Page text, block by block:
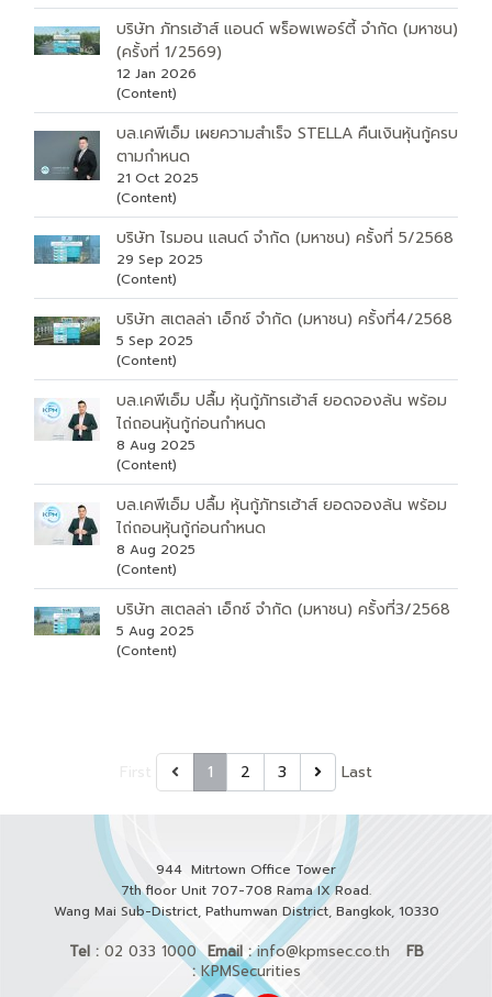
บริษัท ภัทรเฮ้าส์ แอนด์ พร็อพเพอร์ตี้ จำกัด (มหาชน)
(ครั้งที่ 1/2569)
12 Jan 2026
(Content)
บล.เคพีเอ็ม เผยความสำเร็จ STELLA คืนเงินหุ้นกู้ครบ
ตามกำหนด
21 Oct 2025
(Content)
บริษัท ไรมอน แลนด์ จำกัด (มหาชน) ครั้งที่ 5/2568
29 Sep 2025
(Content)
บริษัท สเตลล่า เอ็กซ์ จำกัด (มหาชน) ครั้งที่4/2568
5 Sep 2025
(Content)
บล.เคพีเอ็ม ปลื้ม หุ้นกู้ภัทรเฮ้าส์ ยอดจองล้น พร้อม
ไถ่ถอนหุ้นกู้ก่อนกำหนด
8 Aug 2025
(Content)
บล.เคพีเอ็ม ปลื้ม หุ้นกู้ภัทรเฮ้าส์ ยอดจองล้น พร้อม
ไถ่ถอนหุ้นกู้ก่อนกำหนด
8 Aug 2025
(Content)
บริษัท สเตลล่า เอ็กซ์ จำกัด (มหาชน) ครั้งที่3/2568
5 Aug 2025
(Content)
1 2 3 Last
944 Mitrtown Office Tower
7th floor Unit 707-708 Rama IX Road.
Wang Mai Sub-District, Pathumwan District, Bangkok, 10330
Tel :02 033 1000Email :info@kpmsec.co.th FB
:KPMSecurities